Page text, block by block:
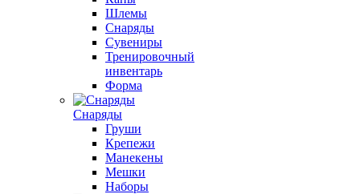
Шлемы
Снаряды
Сувениры
Тренировочный
инвентарь
Форма
Снаряды
Груши
Крепежи
Манекены
Мешки
Наборы